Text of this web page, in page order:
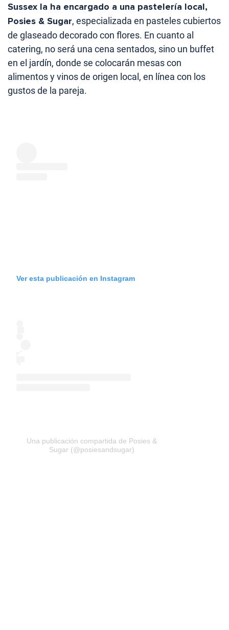
Sussex la ha encargado a una pastelería local,
Posies & Sugar, especializada en pasteles cubiertos
de glaseado decorado con flores. En cuanto al
catering, no será una cena sentados, sino un buffet
en el jardín, donde se colocarán mesas con
alimentos y vinos de origen local, en línea con los
gustos de la pareja.
Ver esta publicación en Instagram
Una publicación compartida de Posies &
Sugar (@posiesandsugar)